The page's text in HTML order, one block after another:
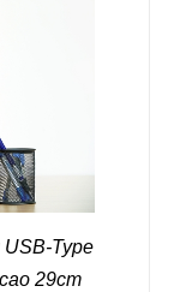
USB-Type
29cm